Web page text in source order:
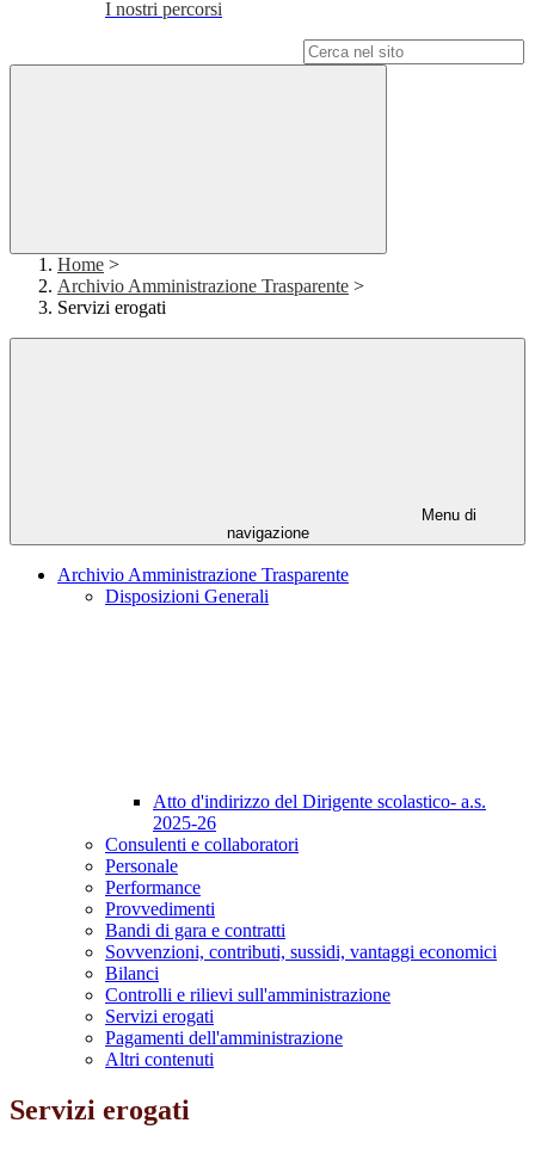
I nostri percorsi
Home >
Archivio Amministrazione Trasparente >
Servizi erogati
Menu di
navigazione
Archivio Amministrazione Trasparente
Disposizioni Generali
Atto d'indirizzo del Dirigente scolastico- a.s.
2025-26
Consulenti e collaboratori
Personale
Performance
Provvedimenti
Bandi di gara e contratti
Sovvenzioni, contributi, sussidi, vantaggi economici
Bilanci
Controlli e rilievi sull'amministrazione
Servizi erogati
Pagamenti dell'amministrazione
Altri contenuti
Servizi erogati